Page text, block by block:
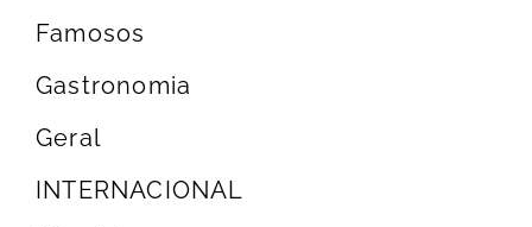
Famosos
Gastronomia
Geral
INTERNACIONAL